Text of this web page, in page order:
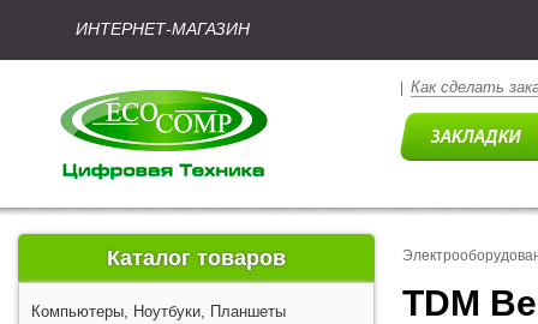
ИНТЕРНЕТ-МАГАЗИН
Как сделать
Каталог товаров
Компьютеры, Ноутбуки, Планшеты
TDM